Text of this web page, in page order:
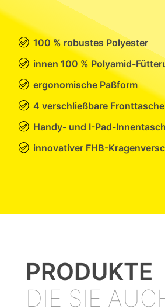
100 % robustes Polyester
innen 100 % Polyamid-
ergonomische Paßform
4 verschließbare
Handy- und I-Pad-
innovativer FHB-
PRODUKTE
DIE SIE